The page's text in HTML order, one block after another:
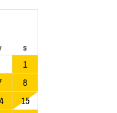
s
1
8
15